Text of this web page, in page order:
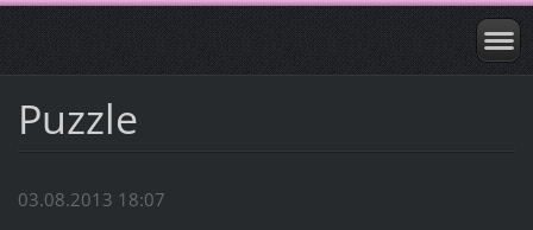
Puzzle
03.08.2013 18:07